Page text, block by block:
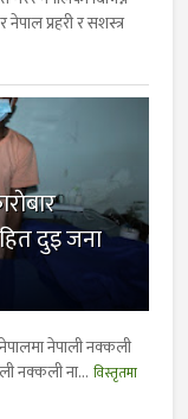
प्रहरी र सशस्त्र
दुइ जना
नेपालमा नेपाली नक्कली
नक्कली ना... विस्तृतमा